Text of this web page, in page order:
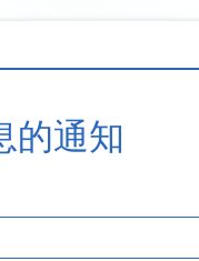
的通知